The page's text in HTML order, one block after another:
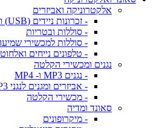
אלקטרוניקה ואביזרים
- זכרונות ניידים (USB) וכרטיסי זיכרון
- סוללות ובטריות
- סוללות למכשירי
- טלפונים נייחים
נגנים ומכשירי הקלטה
- נגנים MP3 ו- MP4
- אביזרים ומגנים לנגני MP3 ו- MP4
- מכשירי הקלטה
סאונד ומדיה
- מיקרופונים